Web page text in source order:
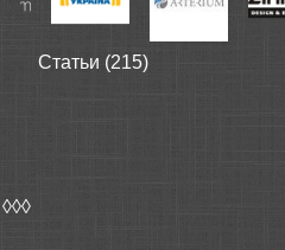
Статьи (215)
◊◊◊